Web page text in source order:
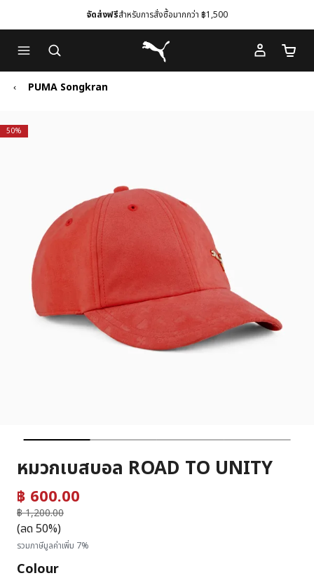
to
Main
content
to
Footer
Content
จัดส่งฟรีสำหรับการสั่งซื้อมากกว่า ฿1,500
Puma โฮม
จำนว
PUMA Songkran
50%
หมวกเบสบอล ROAD TO UNITY
฿ 600.00
฿ 1,200.00
ถึง
(ลด 50%)
รวมภาษีมูลค่าเพิ่ม 7%
Colour